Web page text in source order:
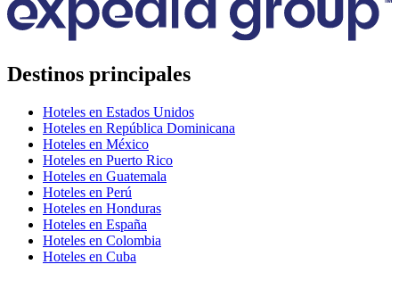
Destinos principales
Hoteles en Estados Unidos
Hoteles en República Dominicana
Hoteles en México
Hoteles en Puerto Rico
Hoteles en Guatemala
Hoteles en Perú
Hoteles en Honduras
Hoteles en España
Hoteles en Colombia
Hoteles en Cuba